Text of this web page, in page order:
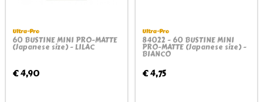
Ultra-Pro
60 BUSTINE MINI PRO-MATTE
(Japanese size) - LILAC
€ 4,90
Ultra-Pro
84022 - 60 BUSTINE MINI
PRO-MATTE (Japanese size) -
BIANCO
€ 4,75